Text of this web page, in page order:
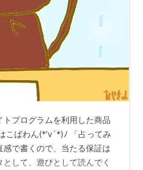
プログラムを利用した商品
こばわん(*′v`*)ﾉ 「占ってみ
で書くので、当たる保証は
して、遊びとして読んでく